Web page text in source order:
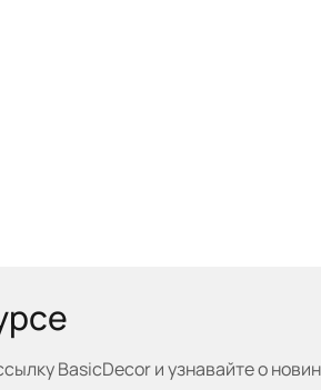
BasicDecor и узнавайтео